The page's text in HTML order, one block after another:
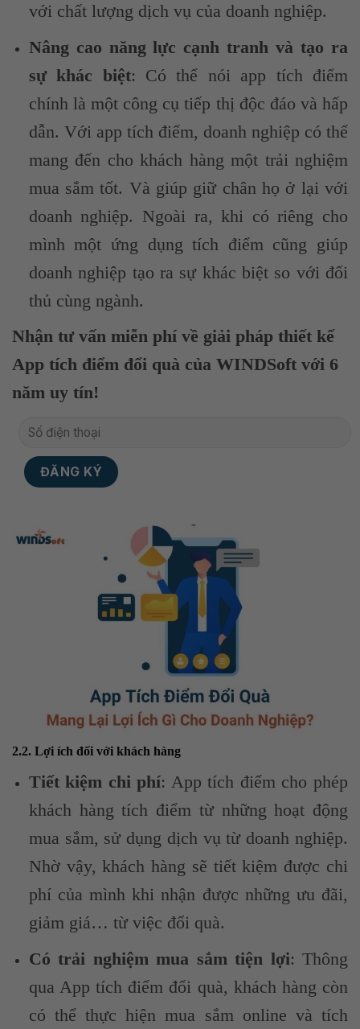
với chất lượng dịch vụ của doanh nghiệp.
Nâng cao năng lực cạnh tranh và tạo ra
sự khác biệt: Có thể nói app tích điểm
chính là một công cụ tiếp thị độc đáo và hấp
dẫn. Với app tích điểm, doanh nghiệp có thể
mang đến cho khách hàng một trải nghiệm
mua sắm tốt. Và giúp giữ chân họ ở lại với
doanh nghiệp. Ngoài ra, khi có riêng cho
mình một ứng dụng tích điểm cũng giúp
doanh nghiệp tạo ra sự khác biệt so với đối
thủ cùng ngành.
Nhận tư vấn miễn phí về giải pháp thiết kế
App tích điểm đổi quà của WINDSoft với 6
năm uy tín!
2.2. Lợi ích đối với khách hàng
Tiết kiệm chi phí: App tích điểm cho phép
khách hàng tích điểm từ những hoạt động
mua sắm, sử dụng dịch vụ từ doanh nghiệp.
Nhờ vậy, khách hàng sẽ tiết kiệm được chi
phí của mình khi nhận được những ưu đãi,
giảm giá… từ việc đổi quà.
Có trải nghiệm mua sắm tiện lợi: Thông
qua App tích điểm đổi quà, khách hàng còn
có thể thực hiện mua sắm online và tích